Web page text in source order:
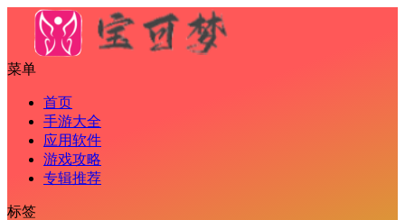
菜单
首页
手游大全
应用软件
游戏攻略
专辑推荐
标签